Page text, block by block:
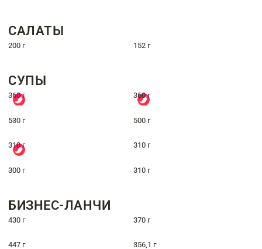
САЛАТЫ
200 г 152 г
СУПЫ
360 г 360 г
530 г 500 г
310 г 310 г
300 г 310 г
БИЗНЕС-ЛАНЧИ
430 г 370 г
447 г 356,1 г